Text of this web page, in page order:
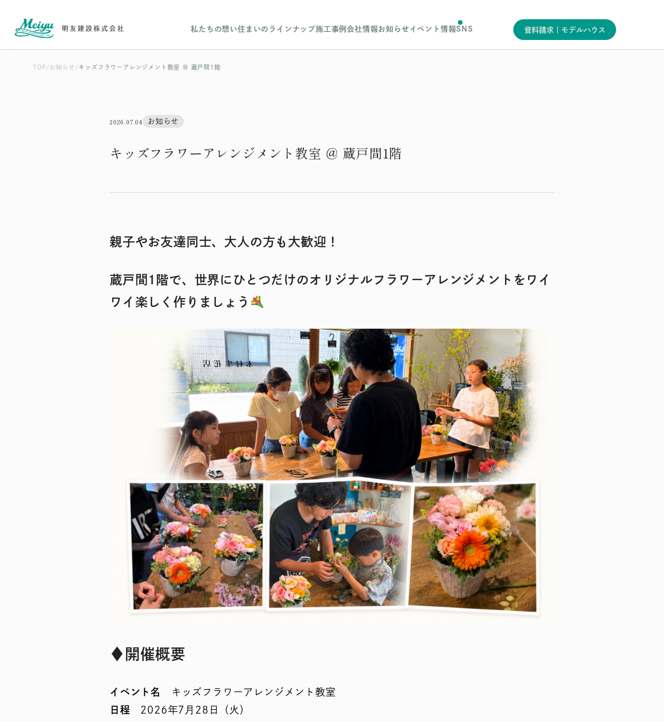
私たちの想い住まいのラインナップ施工事例会社情報 お知らせ イベント情報SNS 資料請求｜モデルハウス
TOP お知らせ キッズフラワーアレンジメント教室 ＠ 蔵戸間1階
2026.07.04 お知らせ
キッズフラワーアレンジメント教室 ＠ 蔵戸間1階
親子やお友達同士、大人の方も大歓迎！
蔵戸間1階で、世界にひとつだけのオリジナルフラワーアレンジメントをワイ
ワイ楽しく作りましょう
♦ 開催概要
イベント名
キッズフラワーアレンジメント教室
日程 2026年7月28日（火）